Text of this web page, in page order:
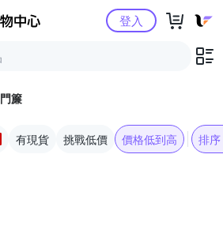
Yahoo購物中心登入
門簾
有現貨 挑戰低價 價格低到高 排序